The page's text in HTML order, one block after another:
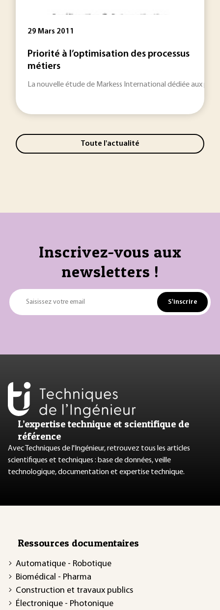
29 Mars 2011
Priorité à l’optimisation des processus
métiers
La nouvelle étude de Markess International dédiée aux
Toute l'actualité
Inscrivez-vous aux
newsletters !
Saisissez votre email S'inscrire
L’expertise technique et scientifique de
référence
Avec Techniques de l'Ingénieur, retrouvez tous les articles
scientifiques et techniques : base de données, veille
technologique, documentation et expertise technique.
Ressources documentaires
Automatique - Robotique
Biomédical - Pharma
Construction et travaux publics
Électronique - Photonique